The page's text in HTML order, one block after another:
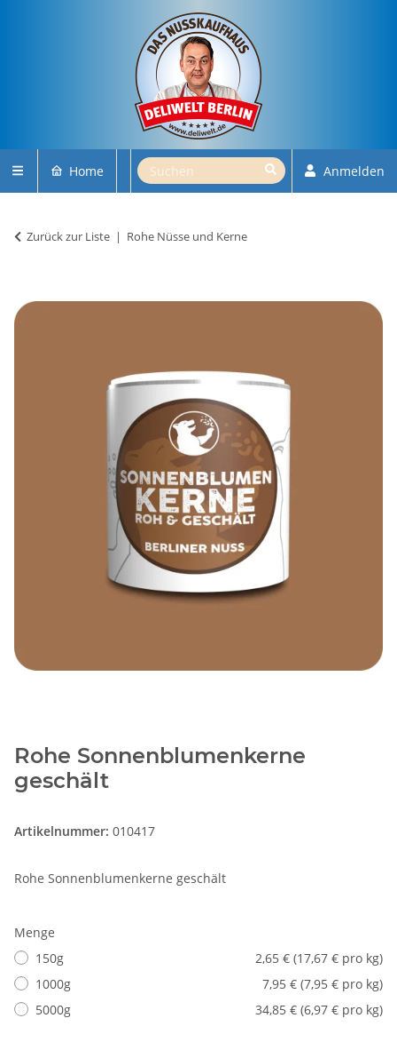
Home Anmelden
Zurück zur Liste Rohe Nüsse und Kerne
Rohe Sonnenblumenkerne
geschält
Artikelnummer: 010417
Rohe Sonnenblumenkerne geschält
Menge
150g
2,65 € (17,67 € pro kg)
1000g
7,95 € (7,95 € pro kg)
5000g
34,85 € (6,97 € pro kg)